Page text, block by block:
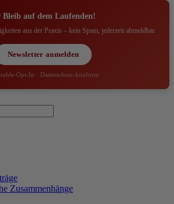
auf dem Laufenden!
aus der Praxis – kein Spam, jederzeit abmeldbar.
Newsletter anmelden
Opt-In · Datenschutz-konform
Zusammenhänge